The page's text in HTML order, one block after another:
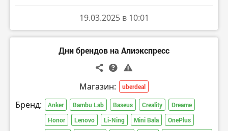
19.03.2025 в 10:01
Дни брендов на Алиэкспресс
Магазин: uberdeal
Бренд: Anker Bambu Lab Baseus Creality
Dreame
Honor
Lenovo Li-Ning Mini Bala
OnePlus